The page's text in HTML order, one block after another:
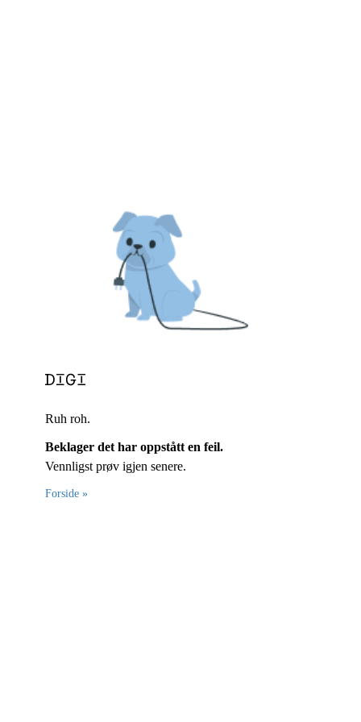
Ruh roh.
Beklager det har oppstått en feil.
Vennligst prøv igjen senere.
Forside »